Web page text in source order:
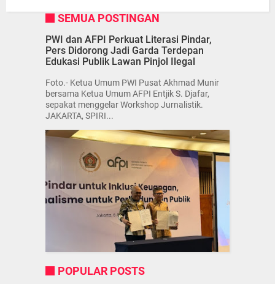
SEMUA POSTINGAN
PWI dan AFPI Perkuat Literasi Pindar,
Pers Didorong Jadi Garda Terdepan
Edukasi Publik Lawan Pinjol Ilegal
Foto.- Ketua Umum PWI Pusat Akhmad Munir
bersama Ketua Umum AFPI Entjik S. Djafar,
sepakat menggelar Workshop Jurnalistik.
JAKARTA, SPIRI...
POPULAR POSTS